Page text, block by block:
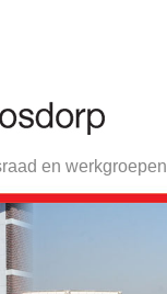
en werkgroepen